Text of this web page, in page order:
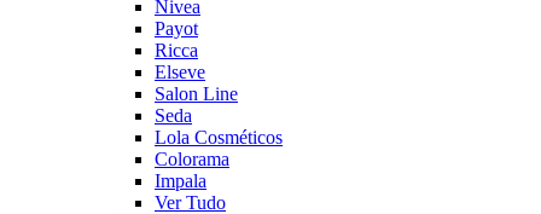
Nivea
Payot
Ricca
Elseve
Salon Line
Seda
Lola Cosméticos
Colorama
Impala
Ver Tudo